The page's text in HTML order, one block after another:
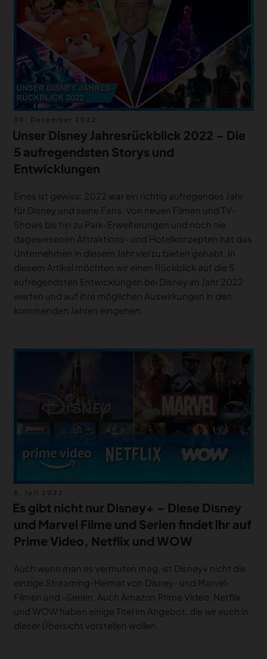
am
Unser Disney Jahresrückblick 2022 – Die
5 aufregendsten Storys und
Entwicklungen
Eines ist gewiss: 2022 war ein richtig aufregendes Jahr
für Disney und seine Fans. Von neuen Filmen und TV-
Shows bis hin zu Park-Erweiterungen und noch nie
dagewesenen Attraktions- und Hotelkonzepten hat das
Unternehmen in diesem Jahr viel zu bieten gehabt. In
diesem Artikel möchten wir einen Rückblick auf die 5
aufregendsten Entwicklungen bei Disney im Jahr 2022
werfen und auf ihre möglichen Auswirkungen in den
kommenden Jahren eingehen.
am
Es gibt nicht nur Disney+ – Diese Disney
und Marvel Filme und Serien findet ihr auf
Prime Video, Netflix und WOW
Auch wenn man es vermuten mag, ist Disney+ nicht die
einzige Streaming-Heimat von Disney- und Marvel-
Filmen und -Serien. Auch Amazon Prime Video, Netflix
und WOW haben einige Titel im Angebot, die wir euch in
dieser Übersicht vorstellen wollen.